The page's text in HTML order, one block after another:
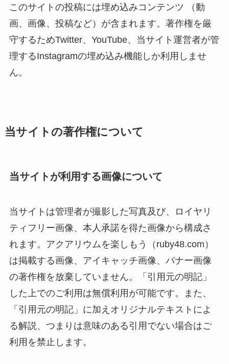
このサイトの投稿には埋め込みコンテンツ （動
画、画像、投稿など）が含まれます。著作権を厳
守するためTwitter、YouTube、当サイト運営者が管
理するInstagramの埋め込み機能しか利用しませ
ん。
当サイトの著作権について
当サイトが利用する画像について
当サイトは管理者が撮影した写真及び、ロイヤリ
ティフリー画像、本人承諾を得た画像から構成さ
れます。アクアリウムを楽しもう（ruby48.com）
は掲載する画像、アイキャッチ画像、バナー画像
の著作権を放棄していません。「引用元の明記」
した上でのご利用は無償利用が可能です。また、
「引用元の明記」に加えオリジナルテキストによ
る解説、つまりは意味のある引用でない場合はご
利用を禁止します。